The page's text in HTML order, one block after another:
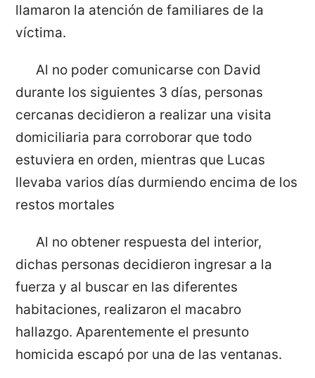
llamaron la atención de familiares de la
víctima.
Al no poder comunicarse con David
durante los siguientes 3 días, personas
cercanas decidieron a realizar una visita
domiciliaria para corroborar que todo
estuviera en orden, mientras que Lucas
llevaba varios días durmiendo encima de los
restos mortales
Al no obtener respuesta del interior,
dichas personas decidieron ingresar a la
fuerza y al buscar en las diferentes
habitaciones, realizaron el macabro
hallazgo. Aparentemente el presunto
homicida escapó por una de las ventanas.